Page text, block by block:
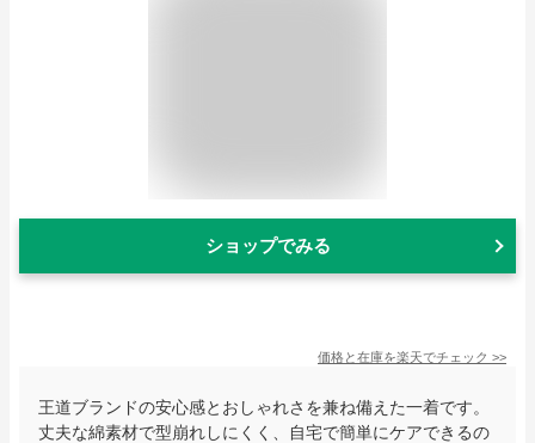
ショップでみる
価格と在庫を楽天でチェック >>
王道ブランドの安心感とおしゃれさを兼ね備えた一着です。
丈夫な綿素材で型崩れしにくく、自宅で簡単にケアできるの